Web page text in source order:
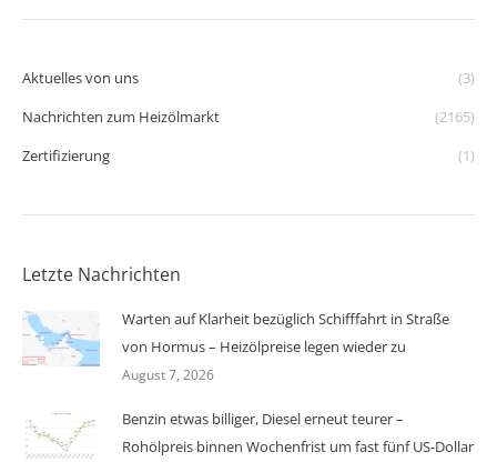
Aktuelles von uns
(3)
Nachrichten zum Heizölmarkt
(2165)
Zertifizierung
(1)
Letzte Nachrichten
Warten auf Klarheit bezüglich Schifffahrt in Straße
von Hormus – Heizölpreise legen wieder zu
August 7, 2026
Benzin etwas billiger, Diesel erneut teurer –
Rohölpreis binnen Wochenfrist um fast fünf US-Dollar